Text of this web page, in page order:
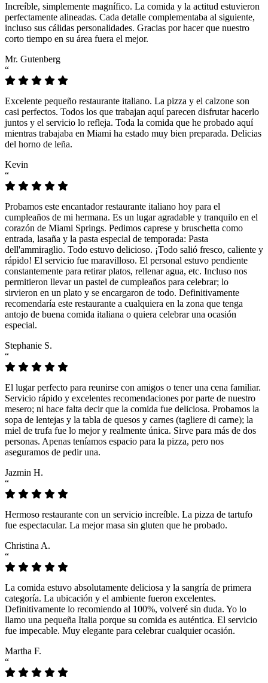
Increíble, simplemente magnífico. La comida y la actitud estuvieron
perfectamente alineadas. Cada detalle complementaba al siguiente,
incluso sus cálidas personalidades. Gracias por hacer que nuestro
corto tiempo en su área fuera el mejor.
Mr. Gutenberg
“
Excelente pequeño restaurante italiano. La pizza y el calzone son
casi perfectos. Todos los que trabajan aquí parecen disfrutar hacerlo
juntos y el servicio lo refleja. Toda la comida que he probado aquí
mientras trabajaba en Miami ha estado muy bien preparada. Delicias
del horno de leña.
Kevin
“
Probamos este encantador restaurante italiano hoy para el
cumpleaños de mi hermana. Es un lugar agradable y tranquilo en el
corazón de Miami Springs. Pedimos caprese y bruschetta como
entrada, lasaña y la pasta especial de temporada: Pasta
dell'ammiraglio. Todo estuvo delicioso. ¡Todo salió fresco, caliente y
rápido! El servicio fue maravilloso. El personal estuvo pendiente
constantemente para retirar platos, rellenar agua, etc. Incluso nos
permitieron llevar un pastel de cumpleaños para celebrar; lo
sirvieron en un plato y se encargaron de todo. Definitivamente
recomendaría este restaurante a cualquiera en la zona que tenga
antojo de buena comida italiana o quiera celebrar una ocasión
especial.
Stephanie S.
“
El lugar perfecto para reunirse con amigos o tener una cena familiar.
Servicio rápido y excelentes recomendaciones por parte de nuestro
mesero; ni hace falta decir que la comida fue deliciosa. Probamos la
sopa de lentejas y la tabla de quesos y carnes (tagliere di carne); la
miel de trufa fue lo mejor y realmente única. Sirve para más de dos
personas. Apenas teníamos espacio para la pizza, pero nos
aseguramos de pedir una.
Jazmin H.
“
Hermoso restaurante con un servicio increíble. La pizza de tartufo
fue espectacular. La mejor masa sin gluten que he probado.
Christina A.
“
La comida estuvo absolutamente deliciosa y la sangría de primera
categoría. La ubicación y el ambiente fueron excelentes.
Definitivamente lo recomiendo al 100%, volveré sin duda. Yo lo
llamo una pequeña Italia porque su comida es auténtica. El servicio
fue impecable. Muy elegante para celebrar cualquier ocasión.
Martha F.
“